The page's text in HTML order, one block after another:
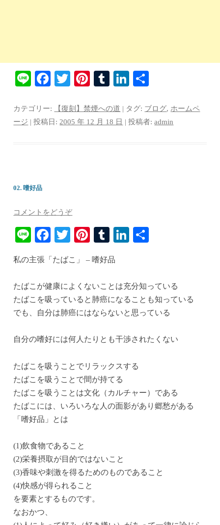
Li
Fa
bo
ok
T
tte
r
Pi
er
es
T
m
bl
Li
ed
In
カテゴリー: 【復刻】禁煙への道 | タグ: ブログ,ホームペ
ージ | 投稿日:2005 年 12 月 18 日 |投稿者:admin
02. 嗜好品
コメントをどうぞ
Li Fa
bo
ok
T
tte
r
Pi
er
es
t
T
m
bl
r
Li
In
私の主張「たばこ」 – 嗜好品
たばこが健康によくないことは充分知っている
たばこを吸っていると肺癌になることも知っている
でも、自分は肺癌にはならないと思っている
自分の嗜好には何人たりとも干渉されたくない
たばこを吸うことでリラックスする
たばこを吸うことで間が持てる
たばこを吸うことは文化（カルチャー）である
たばこには、いろいろな人の面影があり郷愁がある
「嗜好品」とは
(1)飲食物であること
(2)栄養摂取が目的ではないこと
(3)香味や刺激を得るためのものであること
(4)快感が得られること
を要素とするものです。
なおかつ、